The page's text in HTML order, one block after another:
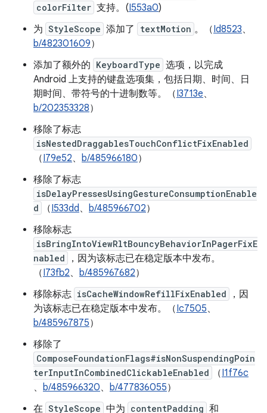
colorFilter 支持。(I553a0)
为 StyleScope 添加了 textMotion 。（Id8523、
b/482301609）
添加了额外的 KeyboardType 选项，以完成
Android 上支持的键盘选项集，包括日期、时间、日
期时间、带符号的十进制数等。（I3713e、
b/202353328）
移除了标志
isNestedDraggablesTouchConflictFixEnabled
（I79e52、 b/485966180）
移除了标志
isDelayPressesUsingGestureConsumptionEnable
d
（I533dd、 b/485966702）
移除标志
isBringIntoViewRltBouncyBehaviorInPagerFixE
nabled
，因为该标志已在稳定版本中发布。
（I73fb2、 b/485967682）
移除标志 isCacheWindowRefillFixEnabled
，因
为该标志已在稳定版本中发布。（Ic7505、
b/485967875）
移除了
ComposeFoundationFlags#isNonSuspendingPoin
terInputInCombinedClickableEnabled
（I1f76c
、 b/485966320、 b/477836055）
在 StyleScope 中为 contentPadding 和